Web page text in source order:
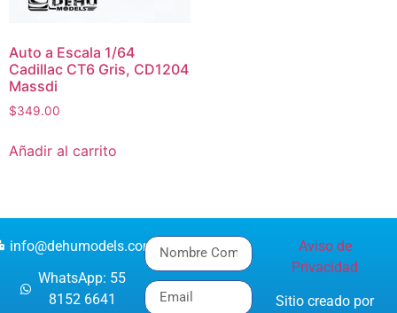
Auto a Escala 1/64
Cadillac CT6 Gris, CD1204
Massdi
$349.00
Añadir al carrito
info@dehumodels.com
WhatsApp: 55
8152 6641
Aviso de
Privacidad
Sitio creado por